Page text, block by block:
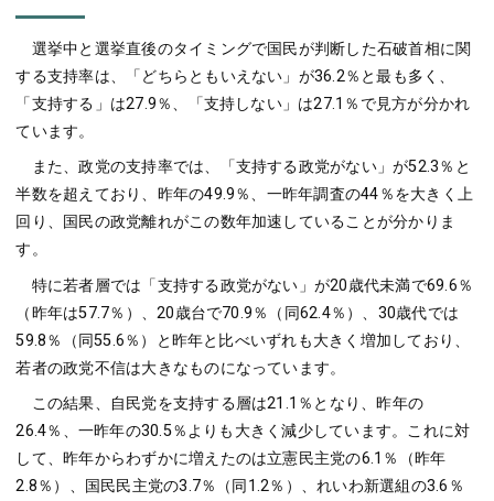
選挙中と選挙直後のタイミングで国民が判断した石破首相に関
する支持率は、「どちらともいえない」が36.2％と最も多く、
「支持する」は27.9％、「支持しない」は27.1％で見方が分かれ
ています。
また、政党の支持率では、「支持する政党がない」が52.3％と
半数を超えており、昨年の49.9％、一昨年調査の44％を大きく上
回り、国民の政党離れがこの数年加速していることが分かりま
す。
特に若者層では「支持する政党がない」が20歳代未満で69.6％
（昨年は57.7％）、20歳台で70.9％（同62.4％）、30歳代では
59.8％（同55.6％）と昨年と比べいずれも大きく増加しており、
若者の政党不信は大きなものになっています。
この結果、自民党を支持する層は21.1％となり、昨年の
26.4％、一昨年の30.5％よりも大きく減少しています。これに対
して、昨年からわずかに増えたのは立憲民主党の6.1％（昨年
2.8％）、国民民主党の3.7％（同1.2％）、れいわ新選組の3.6％